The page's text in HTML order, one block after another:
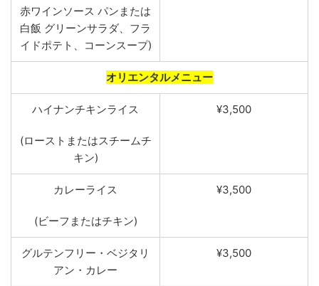
赤ワインソース パンまたは
白飯 グリーンサラダ、フラ
イドポテト、コーンスープ)
オリエンタルメニュー
ハイナンチキンライ ス
(ローストまたはスチームチ
キン)
¥3,500
カ レーライ ス
(ビーフまたはチキン)
¥3,500
グルテンフリー ・ ベジタ リ
アン ・ カレー
¥3,500